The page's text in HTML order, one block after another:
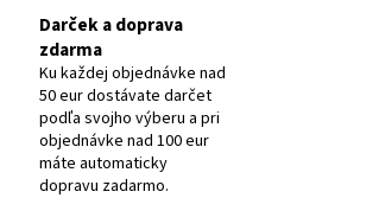
Darček a doprava
zdarma
Ku každej objednávke nad
50 eur dostávate darčet
podľa svojho výberu a pri
objednávke nad 100 eur
máte automaticky
dopravu zadarmo.